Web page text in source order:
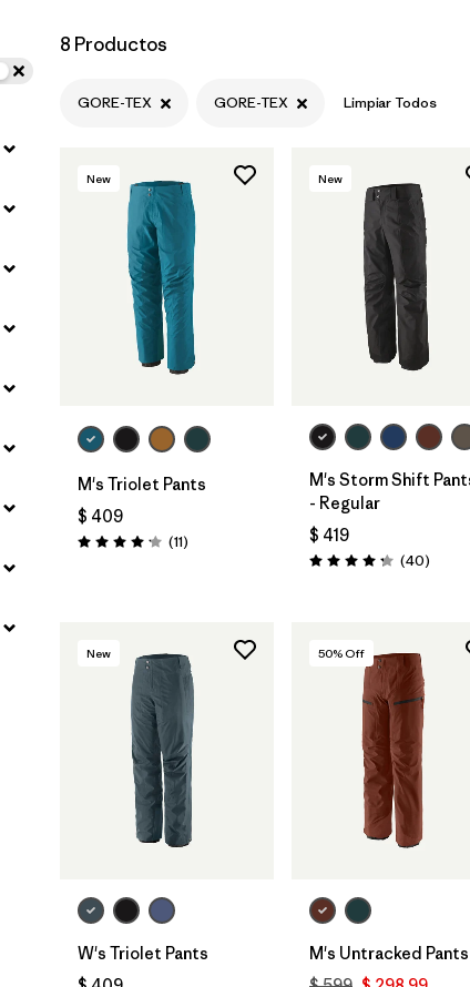
8 Productos
GORE-TEX GORE-TEX Limpiar Todos
New
M's Triolet Pants
$ 409
Valoración: 4.2 / 5
(11Comentarios
)
New
M's Storm Shift
- Regular
$ 419
Valoración: 4.3 / 5
(40)
New
W's Triolet Pants
50% Off
M's Untracked Pants